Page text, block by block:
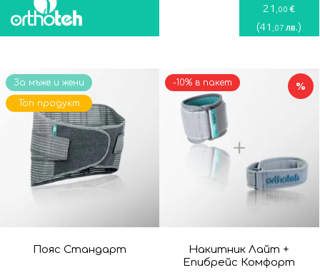
21 ,00 €
(41 ,07 лв.)
Пояс Стандарт
За мъже и жени
Топ продукт
%
Накитник Лайт +
Епибрейс Комфорт
-10% в пакет